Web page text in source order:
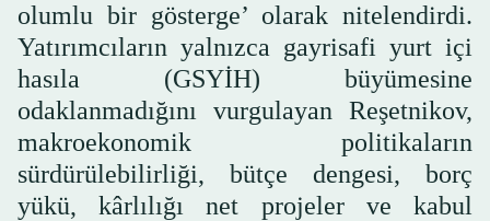
olumlu bir gösterge’ olarak nitelendirdi.
Yatırımcıların yalnızca gayrisafi yurt içi
hasıla (GSYİH) büyümesine
odaklanmadığını vurgulayan Reşetnikov,
makroekonomik politikaların
sürdürülebilirliği, bütçe dengesi, borç
yükü, kârlılığı net projeler ve kabul